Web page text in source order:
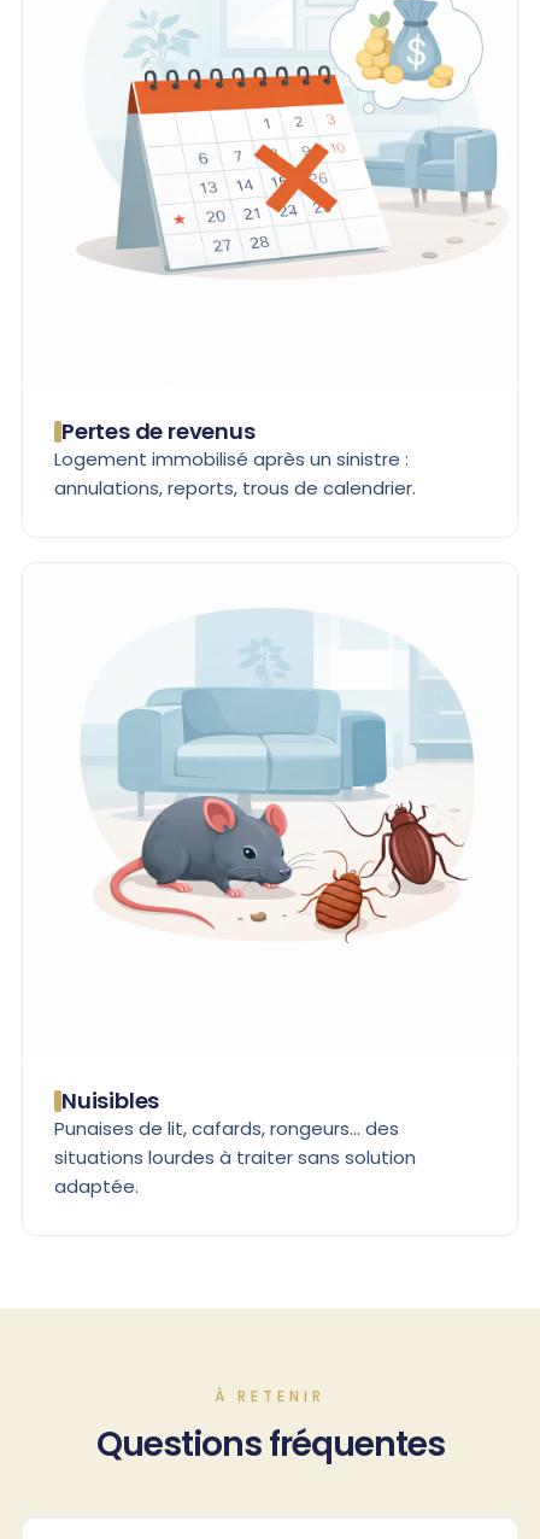
Pertes de revenus
Logement immobilisé après un sinistre :
annulations, reports, trous de calendrier.
Nuisibles
Punaises de lit, cafards, rongeurs… des
situations lourdes à traiter sans solution
adaptée.
À RETENIR
Questions fréquentes